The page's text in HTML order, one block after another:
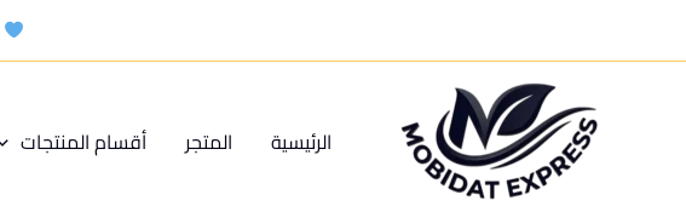
الرئيسية المتجر أقسام المنتجات